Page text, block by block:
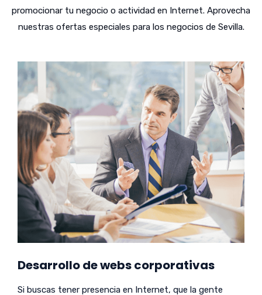
promocionar tu negocio o actividad en Internet. Aprovecha
nuestras ofertas especiales para los negocios de Sevilla.
Desarrollo de webs corporativas
Si buscas tener presencia en Internet, que la gente